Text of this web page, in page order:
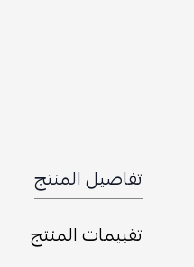
تفاصيل المنتج
تقييمات المنتج